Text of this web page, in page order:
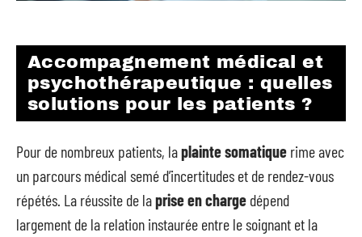
Accompagnement médical et
psychothérapeutique : quelles
solutions pour les patients ?
Pour de nombreux patients, laplainte somatique rime avec
un parcours médical semé d’incertitudes et de rendez-vous
répétés. La réussite de laprise en charge dépend
largement de la relation instaurée entre le soignant et la